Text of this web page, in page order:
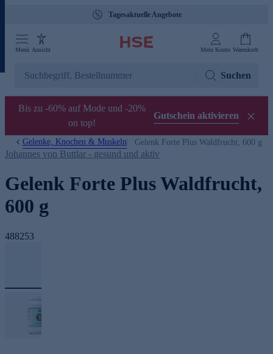
Tagesaktuelle Angebote
Menü Ansicht Mein Konto Warenkorb
Suchen
Bis zu -60% auf Mode und -20%
on top!
Gutschein aktivieren
Gelenke, Knochen & Muskeln Gelenk Forte Plus Waldfrucht, 600 g
Johannes von Buttlar - gesund und aktiv
Gelenk Forte Plus Waldfrucht,
600 g
488253